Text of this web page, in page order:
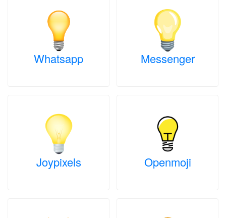
Whatsapp Messenger
Joypixels Openmoji